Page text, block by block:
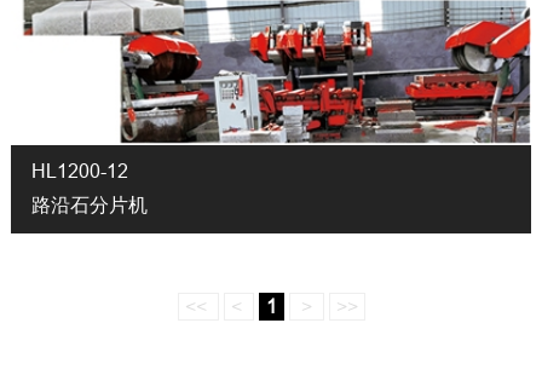
HL1200-12
路沿石分片机
<< < 1 > >>